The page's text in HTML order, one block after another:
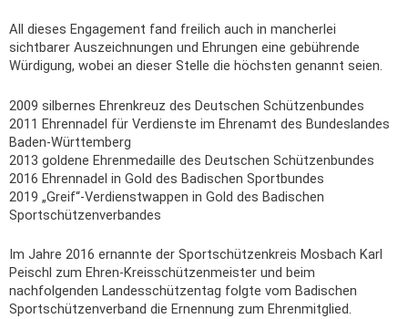
All dieses Engagement fand freilich auch in mancherlei
sichtbarer Auszeichnungen und Ehrungen eine gebührende
Würdigung, wobei an dieser Stelle die höchsten genannt seien.
2009 silbernes Ehrenkreuz des Deutschen Schützenbundes
2011 Ehrennadel für Verdienste im Ehrenamt des Bundeslandes
Baden-Württemberg
2013 goldene Ehrenmedaille des Deutschen Schützenbundes
2016 Ehrennadel in Gold des Badischen Sportbundes
2019 „Greif“-Verdienstwappen in Gold des Badischen
Sportschützenverbandes
Im Jahre 2016 ernannte der Sportschützenkreis Mosbach Karl
Peischl zum Ehren-Kreisschützenmeister und beim
nachfolgenden Landesschützentag folgte vom Badischen
Sportschützenverband die Ernennung zum Ehrenmitglied.